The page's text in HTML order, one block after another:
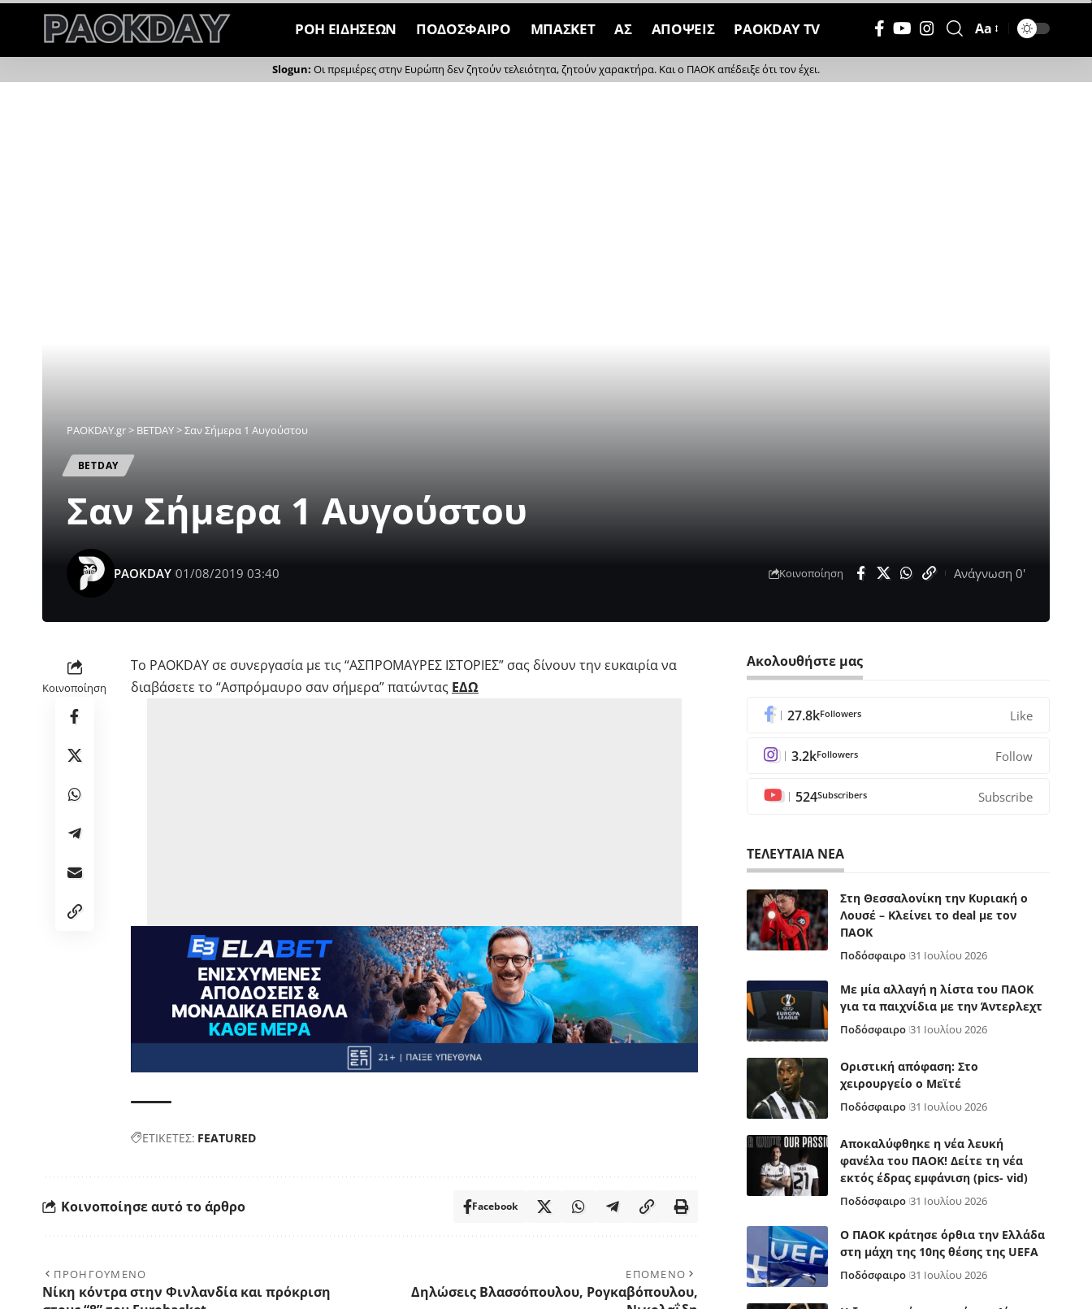
ΡΟΗ ΕΙΔΗΣΕΩΝ ΠΟΔΟΣΦΑΙΡΟ ΜΠΑΣΚΕΤ ΑΣ ΑΠΟΨΕΙΣ PAOKDAY TV
Μέγεθος
Γραμματοσειράς
Aa
Οι πρεμιέρες στην Ευρώπη δεν ζητούν τελειότητα, ζητούν χαρακτήρα. Και ο ΠΑΟΚ απέδειξε ότι τον έχει.
PAOKDAY.gr> ΒETDAY>Σαν Σήμερα 1 Αυγούστου
ΒETDAY
Σαν Σήμερα 1 Αυγούστου
PAOKDAY 01/08/2019 03:40 Κοινοποίηση Ανάγνωση 0'
Κοινοποίηση
Το PAOKDAY σε συνεργασία με τις “ΑΣΠΡΟΜΑΥΡΕΣ ΙΣΤΟΡΙΕΣ” σας δίνουν την ευκαιρία να
διαβάσετε το “Ασπρόμαυρο σαν σήμερα” πατώντας ΕΔΩ
ΕΤΙΚΕΤΕΣ: FEATURED
Κοινοποίησε αυτό το άρθρο Facebook
ΠΡΟΗΓΟΥΜΕΝΟ
Nίκη κόντρα στην Φινλανδία και πρόκριση
ΕΠΟΜΕΝΟ
Δηλώσεις Βλασσόπουλου, Ρογκαβόπουλου,
Ακολουθήστε μας
27.8kFollowers Like
3.2kFollowers Follow
524Subscribers Subscribe
ΤΕΛΕΥΤΑΙΑ ΝΕΑ
Στη Θεσσαλονίκη την Κυριακή ο
Λουσέ – Κλείνει το deal με τον
ΠΑΟΚ
Ποδόσφαιρο 31 Ιουλίου 2026
Με μία αλλαγή η λίστα του ΠΑΟΚ
για τα παιχνίδια με την Άντερλεχτ
Ποδόσφαιρο 31 Ιουλίου 2026
Οριστική απόφαση: Στο
χειρουργείο ο Μεϊτέ
Ποδόσφαιρο 31 Ιουλίου 2026
Αποκαλύφθηκε η νέα λευκή
φανέλα του ΠΑΟΚ! Δείτε τη νέα
εκτός έδρας εμφάνιση (pics- vid)
Ποδόσφαιρο 31 Ιουλίου 2026
Ο ΠΑΟΚ κράτησε όρθια την Ελλάδα
στη μάχη της 10ης θέσης της UEFA
Ποδόσφαιρο 31 Ιουλίου 2026